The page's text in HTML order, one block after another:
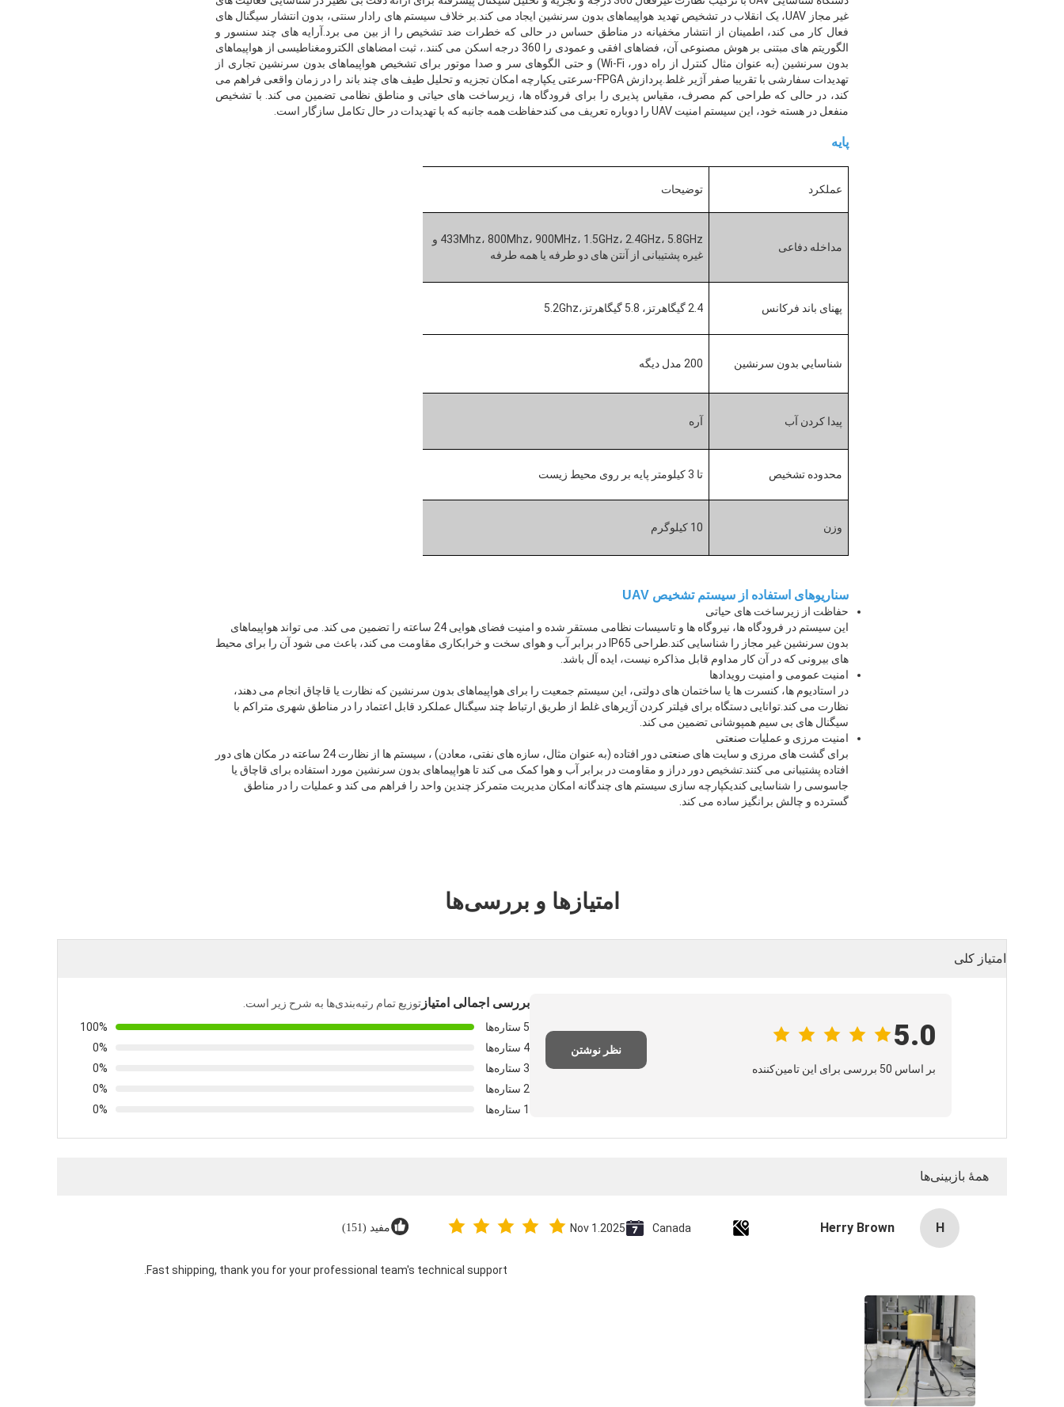
غیر مجاز UAV، یک انقلاب در تشخیص تهدید هواپیماهای بدون سرنشین ایجاد می کند.بر خلاف سیستم های رادار سنتی، بدون انتشار سیگنال های
فعال کار می کند، اطمینان از انتشار مخفیانه در مناطق حساس در حالی که خطرات ضد تشخیص را از بین می برد.آرایه های چند سنسور و
الگوریتم های مبتنی بر هوش مصنوعی آن، فضاهای افقی و عمودی را 360 درجه اسکن می کنند.، ثبت امضاهای الکترومغناطیسی از هواپیماهای
بدون سرنشین (به عنوان مثال کنترل از راه دور، Wi-Fi) و حتی الگوهای سر و صدا موتور برای تشخیص هواپیماهای بدون سرنشین تجاری از
تهدیدات سفارشی با تقریبا صفر آژیر غلط.پردازش FPGA-سرعتی یکپارچه امکان تجزیه و تحلیل طیف های چند باند را در زمان واقعی فراهم می
کند، در حالی که طراحی کم مصرف، مقیاس پذیری را برای فرودگاه ها، زیرساخت های حیاتی و مناطق نظامی تضمین می کند. با تشخیص
منفعل در هسته خود، این سیستم امنیت UAV را دوباره تعریف می کندحفاظت همه جانبه که با تهدیدات در حال تکامل سازگار است.
پایه
عملکرد توضیحات
مداخله دفاعی
433Mhz، 800Mhz، 900MHz، 1.5GHz، 2.4GHz، 5.8GHz و
غیره پشتیبانی از آنتن های دو طرفه یا همه طرفه
پهنای باند فرکانس 2.4 گيگاهرتز، 5.8 گيگاهرتز،5.2Ghz
شناسايي بدون سرنشين 200 مدل ديگه
پیدا کردن آب آره
محدوده تشخیص تا 3 کیلومتر پایه بر روی محیط زیست
وزن 10 کیلوگرم
سناریوهای استفاده از سیستم تشخیص UAV
حفاظت از زیرساخت های حیاتی
این سیستم در فرودگاه ها، نیروگاه ها و تاسیسات نظامی مستقر شده و امنیت فضای هوایی 24 ساعته را تضمین می کند. می تواند هواپیماهای
بدون سرنشین غیر مجاز را شناسایی کند.طراحی IP65 در برابر آب و هوای سخت و خرابکاری مقاومت می کند، باعث می شود آن را برای محیط
های بیرونی که در آن کار مداوم قابل مذاکره نیست، ایده آل باشد.
امنیت عمومی و امنیت رویدادها
در استادیوم ها، کنسرت ها یا ساختمان های دولتی، این سیستم جمعیت را برای هواپیماهای بدون سرنشین که نظارت یا قاچاق انجام می دهند،
نظارت می کند.توانایی دستگاه برای فیلتر کردن آژیرهای غلط از طریق ارتباط چند سیگنال عملکرد قابل اعتماد را در مناطق شهری متراکم با
سیگنال های بی سیم همپوشانی تضمین می کند.
امنیت مرزی و عملیات صنعتی
برای گشت های مرزی و سایت های صنعتی دور افتاده (به عنوان مثال، سازه های نفتی، معادن) ، سیستم ها از نظارت 24 ساعته در مکان های دور
افتاده پشتیبانی می کنند.تشخیص دور دراز و مقاومت در برابر آب و هوا کمک می کند تا هواپیماهای بدون سرنشین مورد استفاده برای قاچاق یا
جاسوسی را شناسایی کندیکپارچه سازی سیستم های چندگانه امکان مدیریت متمرکز چندین واحد را فراهم می کند و عملیات را در مناطق
گسترده و چالش برانگیز ساده می کند.
امتیازها و بررسی‌ها
امتیاز کلی
5.0
بر اساس 50 بررسی برای این تامین‌کننده
نظر نوشتن
بررسی اجمالی امتیاز توزیع تمام رتبه‌بندی‌ها به شرح زیر است.
5 ستاره‌ها
100%
4 ستاره‌ها
0%
3 ستاره‌ها
0%
2 ستاره‌ها
0%
1 ستاره‌ها
0%
همهٔ بازبینی‌ها
H
Herry Brown
Canada
Nov 1.2025 مفید (151)
Fast shipping, thank you for your professional team's technical support.